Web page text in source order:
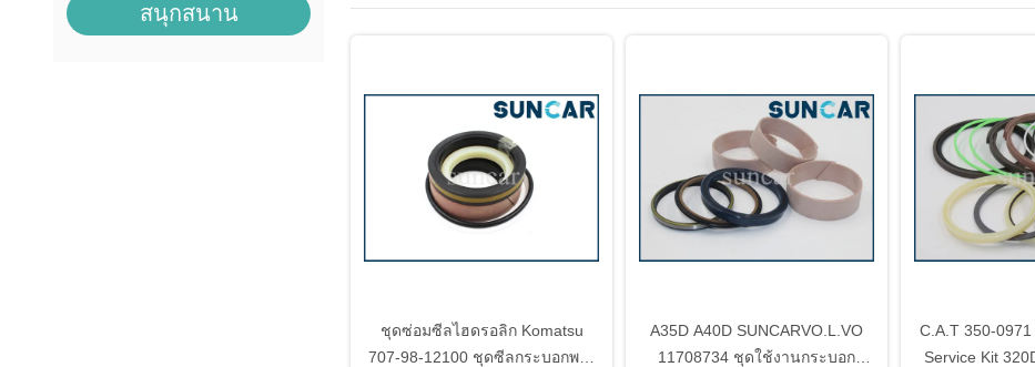
สนุกสนาน
ชุดซ่อมซีลไฮดรอลิก Komatsu
707-98-12100 ชุดซีลกระบอกพวง
A35D A40D SUNCARVO.L.VO
11708734 ชุดใช้งานกระบอก
C.A.T 350-
Service Kit